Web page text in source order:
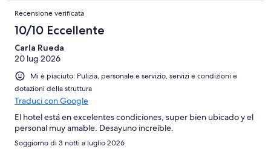
Recensione verificata
10/10 Eccellente
Carla Rueda
20 lug 2026
Mi è piaciuto: Pulizia, personale e servizio, servizi e condizioni e
dotazioni della struttura
Traduci con Google
El hotel está en excelentes condiciones, super bien ubicado y el
personal muy amable. Desayuno increíble.
Soggiorno di 3 notti a luglio 2026